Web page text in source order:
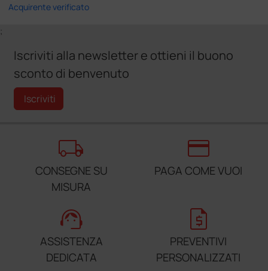
Acquirente verificato
;
Iscriviti alla newsletter e ottieni il buono
sconto di benvenuto
Iscriviti
local_shipping
CONSEGNE SU
MISURA
credit_card
PAGA COME VUOI
support_agent
ASSISTENZA
DEDICATA
request_quote
PREVENTIVI
PERSONALIZZATI